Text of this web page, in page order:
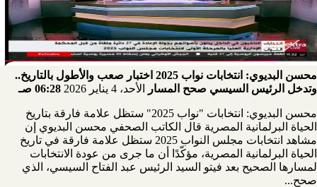
محسن البديوي: انتخابات نواب 2025 اختبار صعب والأطول بالتاريخ..
وتدخل الرئيس السيسي صحح المسار
الأحد، 4 يناير 2026 06:28 صـ
محسن البديوي: انتخابات "نواب 2025" ستظل علامة فارقة بتاريخ
الحياة البرلمانية المصرية قال الكاتب الصحفي محسن البديوي إن
مشاهد انتخابات مجلس النواب 2025 ستظل علامة فارقة في تاريخ
الحياة البرلمانية المصرية، مؤكّدًا أن ما جرى من عودة الانتخابات
لمسارها الصحيح بعد فيتو السيد الرئيس عبد الفتاح السيسي، الذي
صحح...